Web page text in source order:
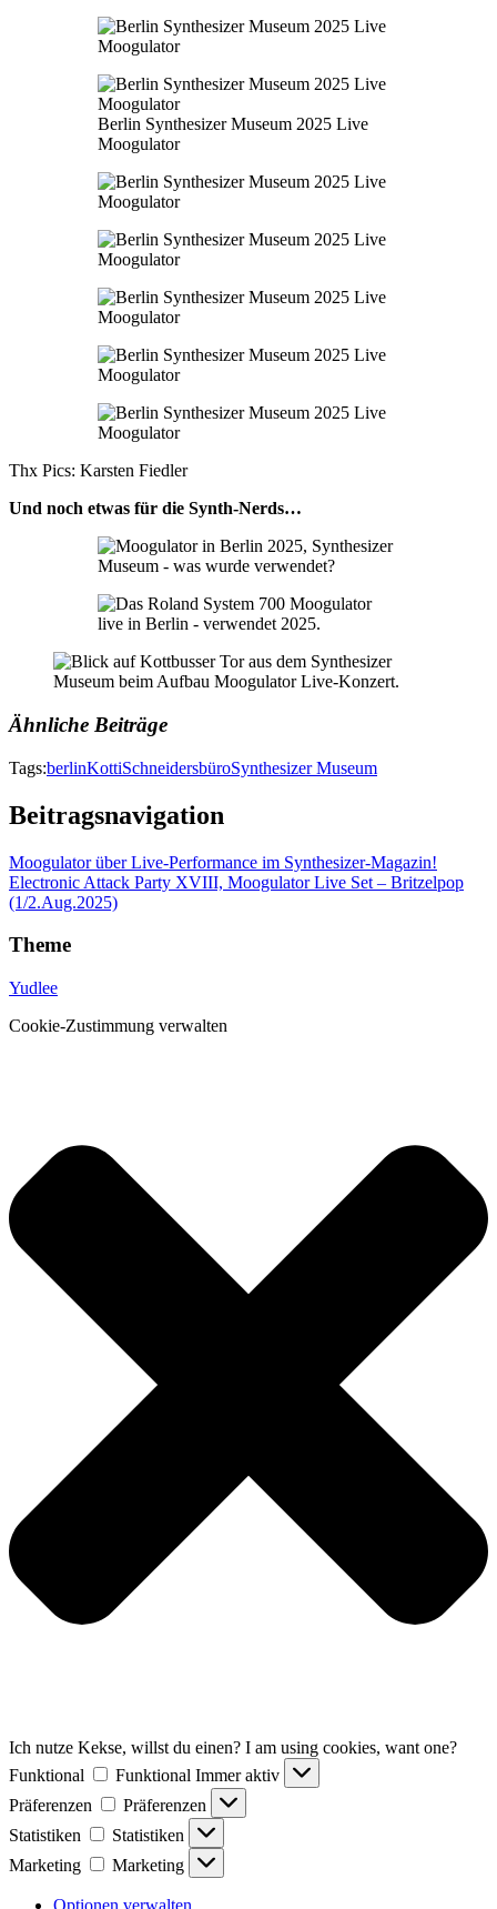
Berlin Synthesizer Museum 2025 Live
Moogulator
Thx Pics: Karsten Fiedler
Und noch etwas für die Synth-Nerds…
Ähnliche Beiträge
Tags:berlinKottiSchneidersbüroSynthesizer Museum
Beitragsnavigation
Moogulator über Live-Performance im Synthesizer-Magazin!
Electronic Attack Party XVIII, Moogulator Live Set – Britzelpop
(1/2.Aug.2025)
Theme
Yudlee
Cookie-Zustimmung verwalten
Ich nutze Kekse, willst du einen? I am using cookies, want one?
Funktional
Funktional Immer aktiv
Präferenzen
Präferenzen
Statistiken
Statistiken
Marketing
Marketing